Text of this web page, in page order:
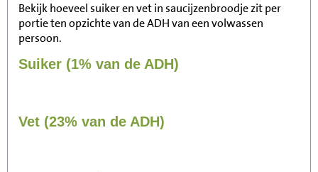
Bekijk hoeveel suiker en vet in saucijzenbroodje zit per
portie ten opzichte van de ADH van een volwassen
persoon.
Suiker (1% van de ADH)
Vet (23% van de ADH)